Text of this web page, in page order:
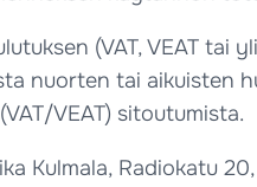
(VAT, VEAT tai
nuorten tai aikuisten
VEAT) sitoutumista.
Kulmala, Radiokatu